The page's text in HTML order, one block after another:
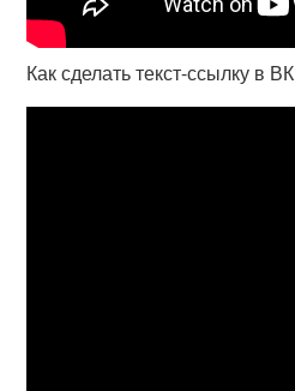
Как сделать текст-ссылку в ВК